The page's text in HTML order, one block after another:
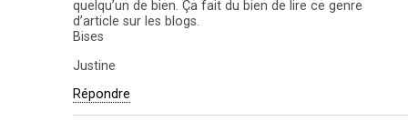
quelqu’un de bien. Ça fait du bien de lire ce genre
d’article sur les blogs.
Bises
Justine
Répondre